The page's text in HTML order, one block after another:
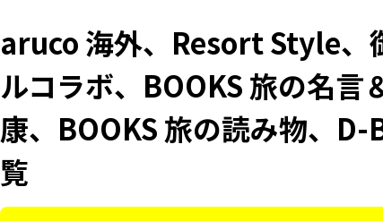
aruco 海外、Resort Style、
ルコラボ、BOOKS 旅の名言
康、BOOKS 旅の読み物、
覧